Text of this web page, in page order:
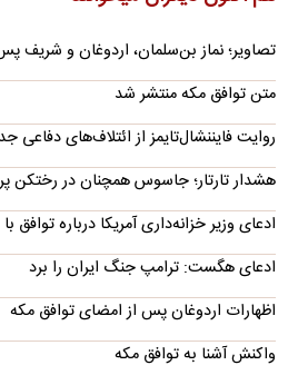
تصاویر؛ نماز بن‌سلمان، اردوغان و شریف
متن توافق مکه منتشر شد
روایت فایننشال‌تایمز از ائتلاف‌های دفاعی
هشدار تارتار؛ جاسوس همچنان در رختکن
ادعای وزیر خزانه‌داری آمریکا درباره توافق
ادعای هگست: ترامپ جنگ ایران را برد
اظهارات اردوغان پس از امضای توافق مکه
واکنش آشنا به توافق مکه